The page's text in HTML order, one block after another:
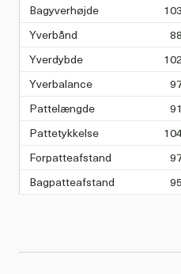
Bagyverhøjde
103
Yverbånd
88
Yverdybde
Yverbalance
Pattelængde
91
Pattetykkelse
Forpatteafstand
Bagpatteafstand
95